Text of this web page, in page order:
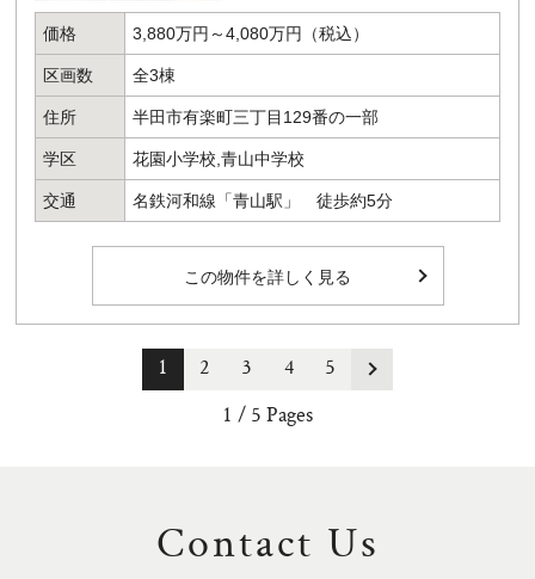
価格 3,880万円～4,080万円（税込）
区画数 全3棟
住所 半田市有楽町三丁目129番の一部
学区 花園小学校,青山中学校
交通 名鉄河和線「青山駅」 徒歩約5分
この物件を詳しく見る
1 / 5 Pages
1 2 3 4 5
Contact Us